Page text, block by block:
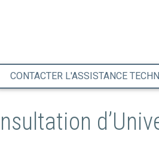
CONTACTER L'ASSISTANCE